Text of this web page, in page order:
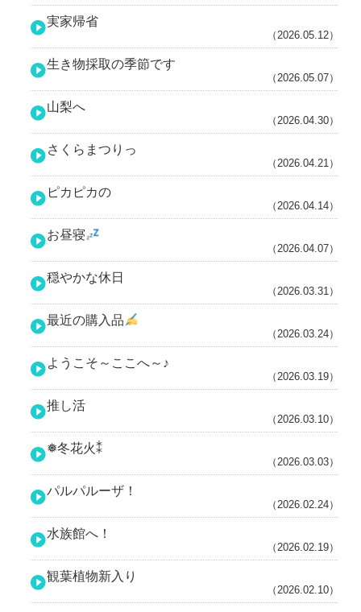
実家帰省
（2026.05.12）
生き物採取の季節です
（2026.05.07）
山梨へ
（2026.04.30）
さくらまつりっ
（2026.04.21）
ピカピカの
（2026.04.14）
お昼寝
（2026.04.07）
穏やかな休日
（2026.03.31）
最近の購入品
（2026.03.24）
ようこそ～ここへ～♪
（2026.03.19）
推し活
（2026.03.10）
❅冬花火⁑
（2026.03.03）
パルパルーザ！
（2026.02.24）
水族館へ！
（2026.02.19）
観葉植物新入り
（2026.02.10）